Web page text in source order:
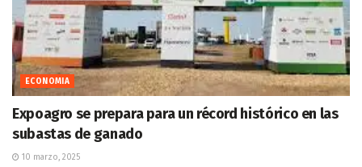
ECONOMIA
Expoagro se prepara para un récord histórico en las
subastas de ganado
10 marzo, 2025